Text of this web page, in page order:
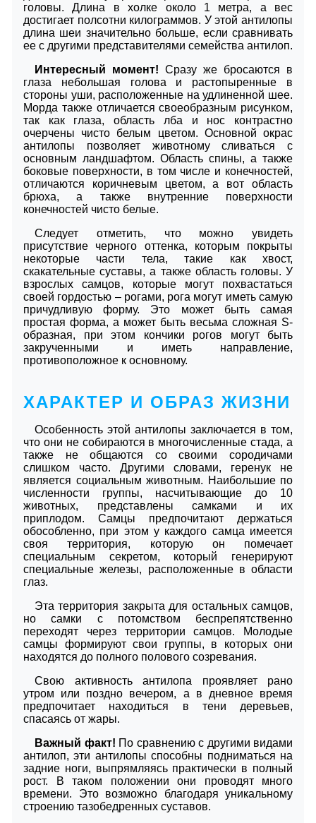
головы. Длина в холке около 1 метра, а вес
достигает полсотни килограммов. У этой антилопы
длина шеи значительно больше, если сравнивать
ее с другими представителями семейства антилоп.
Интересный момент! Сразу же бросаются в
глаза небольшая голова и растопыренные в
стороны уши, расположенные на удлиненной шее.
Морда также отличается своеобразным рисунком,
так как глаза, область лба и нос контрастно
очерчены чисто белым цветом. Основной окрас
антилопы позволяет животному сливаться с
основным ландшафтом. Область спины, а также
боковые поверхности, в том числе и конечностей,
отличаются коричневым цветом, а вот область
брюха, а также внутренние поверхности
конечностей чисто белые.
Следует отметить, что можно увидеть
присутствие черного оттенка, которым покрыты
некоторые части тела, такие как хвост,
скакательные суставы, а также область головы. У
взрослых самцов, которые могут похвастаться
своей гордостью – рогами, рога могут иметь самую
причудливую форму. Это может быть самая
простая форма, а может быть весьма сложная S-
образная, при этом кончики рогов могут быть
закрученными и иметь направление,
противоположное к основному.
ХАРАКТЕР И ОБРАЗ ЖИЗНИ
Особенность этой антилопы заключается в том,
что они не собираются в многочисленные стада, а
также не общаются со своими сородичами
слишком часто. Другими словами, геренук не
является социальным животным. Наибольшие по
численности группы, насчитывающие до 10
животных, представлены самками и их
приплодом. Самцы предпочитают держаться
обособленно, при этом у каждого самца имеется
своя территория, которую он помечает
специальным секретом, который генерируют
специальные железы, расположенные в области
глаз.
Эта территория закрыта для остальных самцов,
но самки с потомством беспрепятственно
переходят через территории самцов. Молодые
самцы формируют свои группы, в которых они
находятся до полного полового созревания.
Свою активность антилопа проявляет рано
утром или поздно вечером, а в дневное время
предпочитает находиться в тени деревьев,
спасаясь от жары.
Важный факт! По сравнению с другими видами
антилоп, эти антилопы способны подниматься на
задние ноги, выпрямляясь практически в полный
рост. В таком положении они проводят много
времени. Это возможно благодаря уникальному
строению тазобедренных суставов.